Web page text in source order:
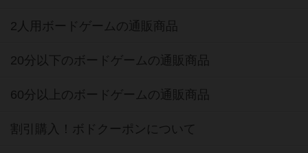
2人用ボードゲームの通販商品
20分以下のボードゲームの通販商品
60分以上のボードゲームの通販商品
割引購入！ボドクーポンについて